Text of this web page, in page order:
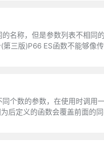
名称，但是参数列表不相
三版)P66 ES函数不能够像
个数的参数，在使用时调
后定义的函数会覆盖前面的